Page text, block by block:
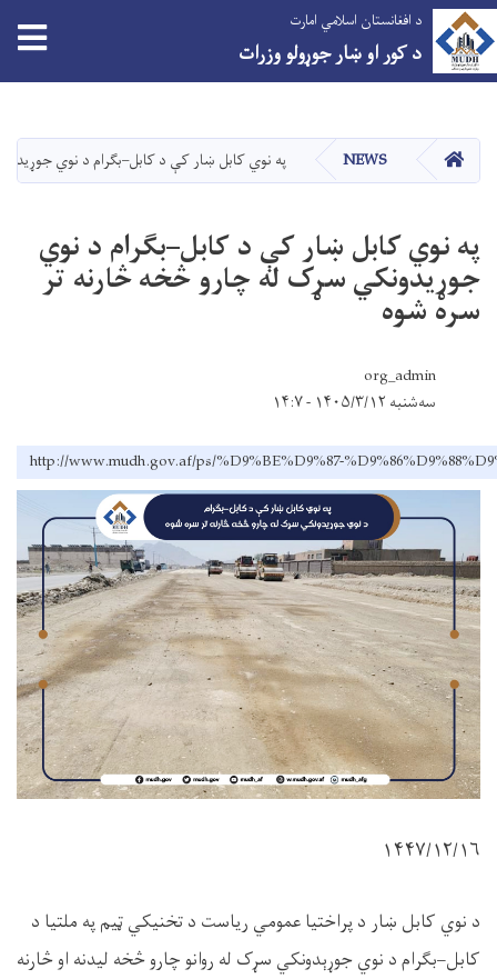
دانګل
د افغانستان اسلامي امارت
د کور او ښار جوړولو وزرات
کور NEWS په نوي کابل ښار کې د کابل–بګرام د نوي
په نوي کابل ښار کې د کابل–بګرام د نوي
جوړیدونکي سړک له چارو څخه څارنه تر
سره شوه
org_admin
سه‌شنبه ۱۴۰۵/۳/۱۲ - ۱۴:۷
http://www.mudh.gov.af/ps/%D9%BE%D9%87-
۱۴۴۷/۱۲/۱۶
د نوي کابل ښار د پراختیا عمومي ریاست د تخنیکي ټیم په ملتیا د
کابل–بګرام د نوي جوړېدونکي سړک له روانو چارو څخه لیدنه او څارنه